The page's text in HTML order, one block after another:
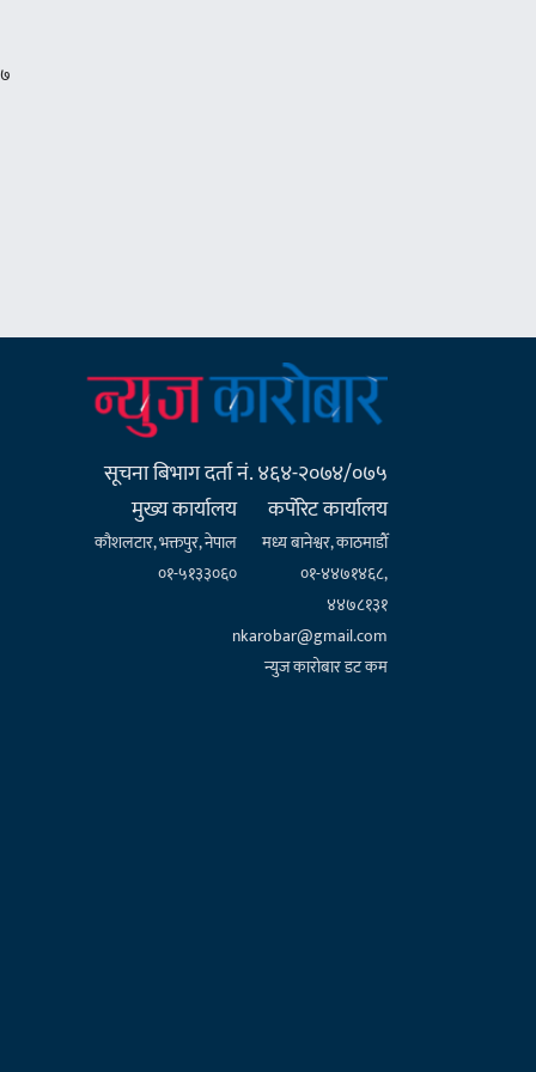
सूचना बिभाग दर्ता नं. ४६४-२०७४/०७५
मुख्य कार्यालय
कौशलटार, भक्तपुर, नेपाल
०१-५१३३०६०
कर्पाेरेट कार्यालय
मध्य बानेश्वर, काठमाडौँ
०१-४४७१४६८,
४४७८१३१
nkarobar@gmail.com
न्युज कारोबार डट कम